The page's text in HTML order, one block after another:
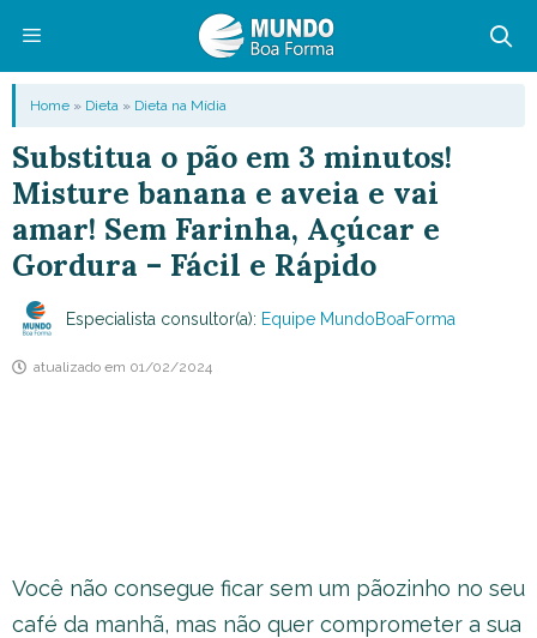
conteúdo
Menu
Home » Dieta » Dieta na Mídia
Substitua o pão em 3 minutos!
Misture banana e aveia e vai
amar! Sem Farinha, Açúcar e
Gordura – Fácil e Rápido
Especialista consultor(a): Equipe MundoBoaForma
atualizado em 01/02/2024
Você não consegue ficar sem um pãozinho no seu
café da manhã, mas não quer comprometer a sua